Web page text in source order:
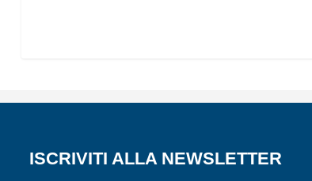
ISCRIVITI ALLA NEWSLETTER